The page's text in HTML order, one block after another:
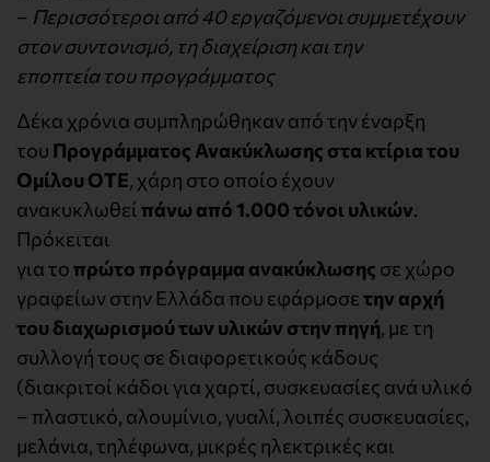
– Περισσότεροι από 40 εργαζόμενοι συμμετέχουν
στον συντονισμό, τη διαχείριση και την
εποπτεία του προγράμματος
Δέκα χρόνια συμπληρώθηκαν από την έναρξη
του Προγράμματος Ανακύκλωσης στα κτίρια του
Ομίλου ΟΤΕ, χάρη στο οποίο έχουν
ανακυκλωθεί πάνω από 1.000 τόνοι υλικών.
Πρόκειται
για τοπρώτο πρόγραμμα ανακύκλωσης σε χώρο
γραφείων στην Ελλάδα που εφάρμοσετην αρχή
του διαχωρισμού των υλικών στην πηγή, με τη
συλλογή τους σε διαφορετικούς κάδους
(διακριτοί κάδοι για χαρτί, συσκευασίες ανά υλικό
– πλαστικό, αλουμίνιο, γυαλί, λοιπές συσκευασίες,
μελάνια, τηλέφωνα, μικρές ηλεκτρικές και